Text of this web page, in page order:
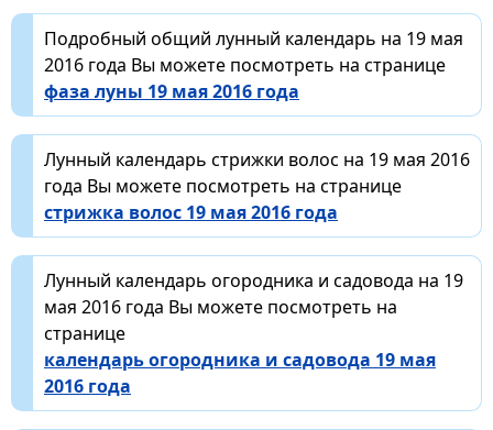
Подробный общий лунный календарь на 19 мая
2016 года Вы можете посмотреть на странице
фаза луны 19 мая 2016 года
Лунный календарь стрижки волос на 19 мая 2016
года Вы можете посмотреть на странице
стрижка волос 19 мая 2016 года
Лунный календарь огородника и садовода на 19
мая 2016 года Вы можете посмотреть на
странице
календарь огородника и садовода 19 мая
2016 года